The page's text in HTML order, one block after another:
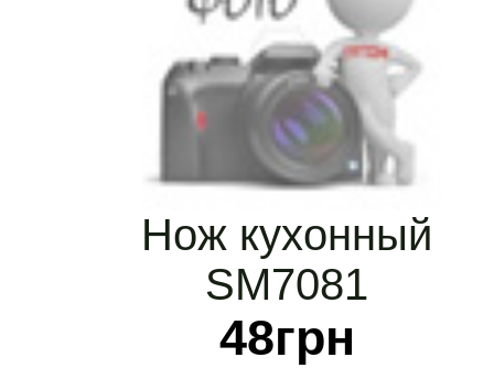
48грн
Нож кухонный
SM7081